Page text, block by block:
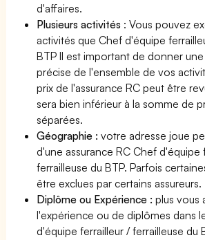
d'affaires.
Plusieurs activités : Vous pouvez
activités que Chef d'équipe
BTP Il est important de donner une
précise de l'ensemble de vos
prix de l'assurance RC peut être
sera bien inférieur à la somme de
séparées.
Géographie :votre adresse joue
d'une assurance RC Chef d'équipe
ferrailleuse du BTP. Parfois
être exclues par certains assureurs.
Diplôme ou Expérience :plus vous
l'expérience ou de diplômes dans
d'équipe ferrailleur / ferrailleuse du